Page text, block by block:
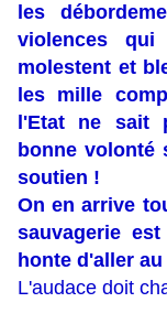
les
violences
molestent et
les mille
l'Etat ne sait
bonne volonté
soutien !
On en arrive
sauvagerie
honte d'aller
L'audace doit